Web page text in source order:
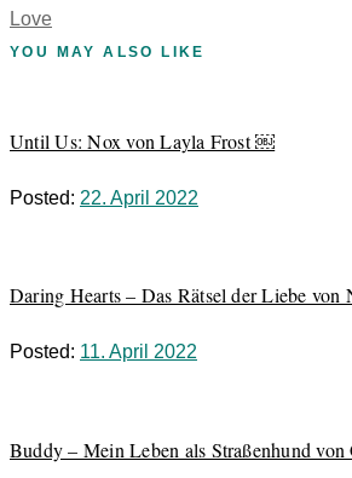
Love
YOU MAY ALSO LIKE
Until Us: Nox von Layla Frost ￼
Posted: 22. April 2022
Daring Hearts – Das Rätsel der Liebe
Posted: 11. April 2022
Buddy – Mein Leben als Straßenhund